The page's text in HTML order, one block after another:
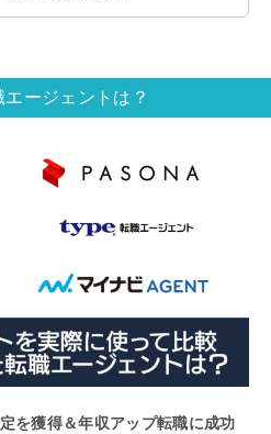
ージェントは？
を獲得＆年収アップ転職に成功